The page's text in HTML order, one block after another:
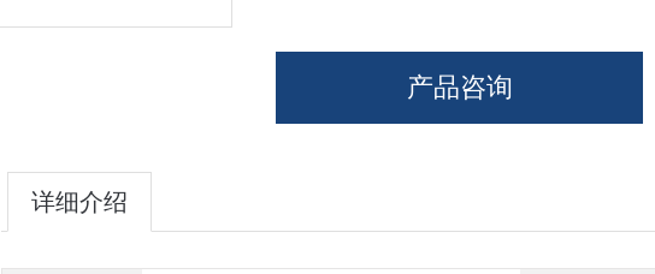
产品咨询
详细介绍